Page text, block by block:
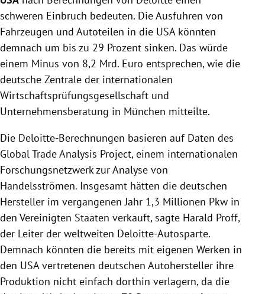
produzieren in den USA, aber ihre Werke sind zu
70% ausgelastet, was Investitionen in
Kapazitätserweiterungen erfordert.
BMW produziert in South Carolina X-Modelle,
Mercedes fertigt in Alabama SUVs, und VW stellt in
Tennessee Fahrzeuge für den US-Markt her.
schweren Einbruch bedeuten. Die Ausfuhren von
Fahrzeugen und Autoteilen in die USA könnten
demnach um bis zu 29 Prozent sinken. Das würde
einem Minus von 8,2 Mrd. Euro entsprechen, wie die
deutsche Zentrale der internationalen
Wirtschaftsprüfungsgesellschaft und
Unternehmensberatung in München mitteilte.
Die Deloitte-Berechnungen basieren auf Daten des
Global Trade Analysis Project, einem internationalen
Forschungsnetzwerk zur Analyse von
Handelsströmen. Insgesamt hätten die deutschen
Hersteller im vergangenen Jahr 1,3 Millionen Pkw in
den Vereinigten Staaten verkauft, sagte Harald Proff,
der Leiter der weltweiten Deloitte-Autosparte.
Demnach könnten die bereits mit eigenen Werken in
den USA vertretenen deutschen Autohersteller ihre
Produktion nicht einfach dorthin verlagern, da die